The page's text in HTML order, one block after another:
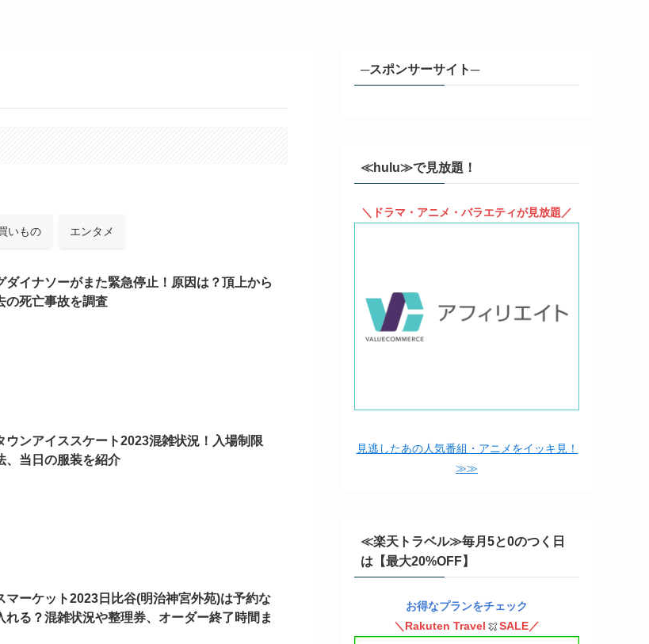
いもの エンタメ
ダイナソーがまた緊急停止！原因は？頂上から
の死亡事故を調査
ウンアイススケート2023混雑状況！入場制限
、当日の服装を紹介
マーケット2023日比谷(明治神宮外苑)は予約な
れる？混雑状況や整理券、オーダー終了時間ま
─スポンサーサイト─
≪hulu≫で見放題！
＼ドラマ・アニメ・バラエティが見放題／
見逃したあの人気番組・アニメをイッキ見！
≫≫
≪楽天トラベル≫毎月5と0のつく日
は【最大20%OFF】
お得なプランをチェック
＼Rakuten Travel
SALE／